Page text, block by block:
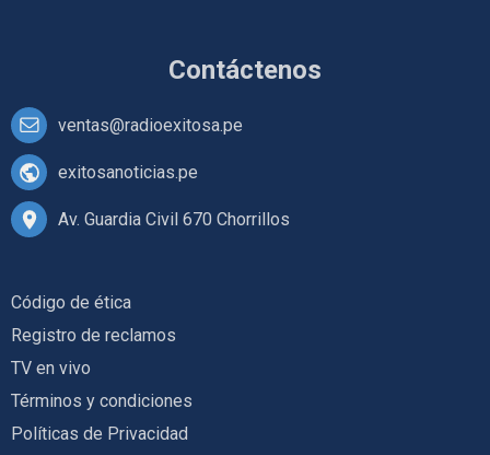
Contáctenos
ventas@radioexitosa.pe
exitosanoticias.pe
Av. Guardia Civil 670 Chorrillos
Código de ética
Registro de reclamos
TV en vivo
Términos y condiciones
Políticas de Privacidad